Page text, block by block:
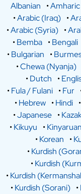
Albanian
•Amharic
•Arabic (Iraq) •
•Arabic (Syria) •
•Bemba •Bengali
•Bulgarian •
•Chewa (Nyanja)
•Dutch •
•Fula / Fulani •Fur
•Hebrew •Hindi •
•Japanese •
•Kikuyu •
•Korean •
•Kurdish
•Kurdish
•Kurdish
•Kurdish (Sorani) •